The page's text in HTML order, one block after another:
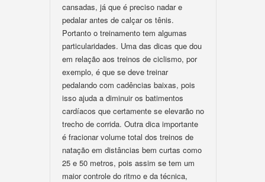
cansadas, já que é preciso nadar e
pedalar antes de calçar os tênis.
Portanto o treinamento tem algumas
particularidades. Uma das dicas que dou
em relação aos treinos de ciclismo, por
exemplo, é que se deve treinar
pedalando com cadências baixas, pois
isso ajuda a diminuir os batimentos
cardíacos que certamente se elevarão no
trecho de corrida. Outra dica importante
é fracionar volume total dos treinos de
natação em distâncias bem curtas como
25 e 50 metros, pois assim se tem um
maior controle do ritmo e da técnica,